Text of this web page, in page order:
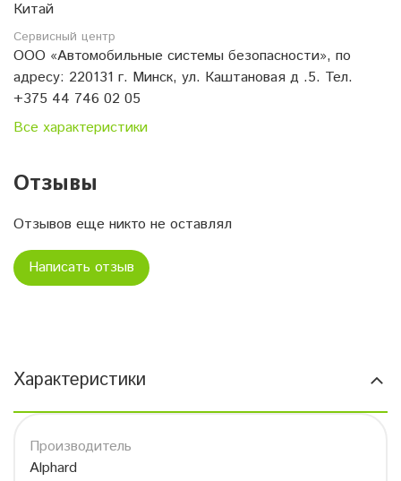
Китай
Сервисный центр
ООО «Автомобильные системы безопасности», по
адресу: 220131 г. Минск, ул. Каштановая д .5. Тел.
+375 44 746 02 05
Все характеристики
Отзывы
Отзывов еще никто не оставлял
Написать отзыв
Характеристики
Производитель
Alphard